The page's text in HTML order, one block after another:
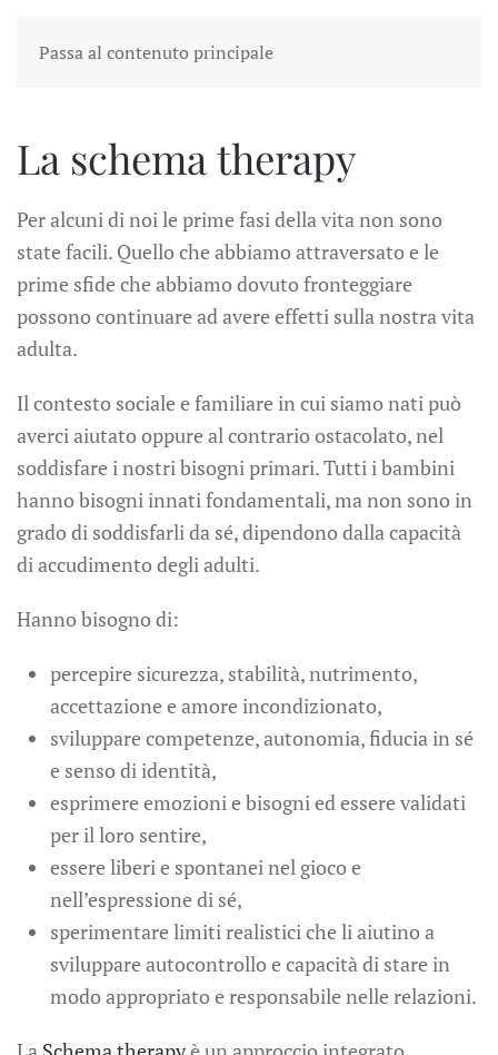
Passa al contenuto principale
La schema therapy
Per alcuni di noi le prime fasi della vita non sono
state facili. Quello che abbiamo attraversato e le
prime sfide che abbiamo dovuto fronteggiare
possono continuare ad avere effetti sulla nostra vita
adulta.
Il contesto sociale e familiare in cui siamo nati può
averci aiutato oppure al contrario ostacolato, nel
soddisfare i nostri bisogni primari. Tutti i bambini
hanno bisogni innati fondamentali, ma non sono in
grado di soddisfarli da sé, dipendono dalla capacità
di accudimento degli adulti.
Hanno bisogno di:
percepire sicurezza, stabilità, nutrimento,
accettazione e amore incondizionato,
sviluppare competenze, autonomia, fiducia in sé
e senso di identità,
esprimere emozioni e bisogni ed essere validati
per il loro sentire,
essere liberi e spontanei nel gioco e
nell’espressione di sé,
sperimentare limiti realistici che li aiutino a
sviluppare autocontrollo e capacità di stare in
modo appropriato e responsabile nelle relazioni.